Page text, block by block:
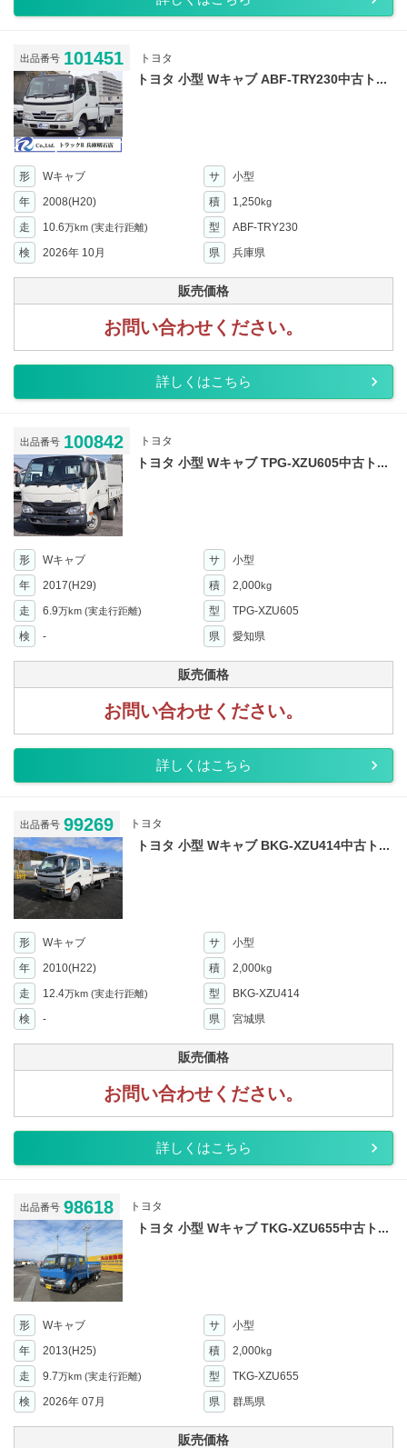
出品番号 101451 トヨタ
トヨタ 小型 Wキャブ ABF-TRY230中古ト...
形 Wキャブ サ
小型
年
2008(H20) 積 1,250kg
走 10.6万km (実走行距離) 型
ABF-TRY230
検
2026年 10月 県 兵庫県
販売価格
お問い合わせください。
詳しくはこちら
出品番号 100842 トヨタ
トヨタ 小型 Wキャブ TPG-XZU605中古ト...
形 Wキャブ サ
小型
年
2017(H29) 積 2,000kg
走 6.9万km (実走行距離) 型
TPG-XZU605
検
- 県 愛知県
販売価格
お問い合わせください。
詳しくはこちら
出品番号 99269 トヨタ
トヨタ 小型 Wキャブ BKG-XZU414中古ト...
形 Wキャブ サ
小型
年
2010(H22) 積 2,000kg
走 12.4万km (実走行距離) 型
BKG-XZU414
検
- 県 宮城県
販売価格
お問い合わせください。
詳しくはこちら
出品番号 98618 トヨタ
トヨタ 小型 Wキャブ TKG-XZU655中古ト...
形 Wキャブ サ
小型
年
2013(H25) 積 2,000kg
走 9.7万km (実走行距離) 型
TKG-XZU655
検
2026年 07月 県 群馬県
販売価格